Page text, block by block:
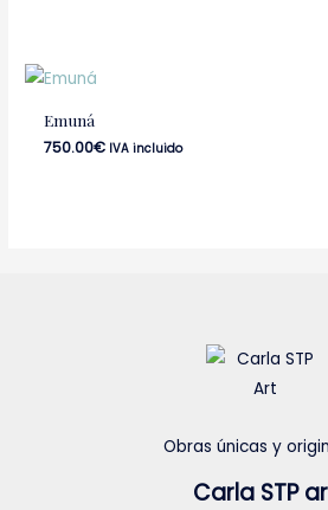
Emuná
750.00€ IVA incluido
Obras únicas y
Carla STP